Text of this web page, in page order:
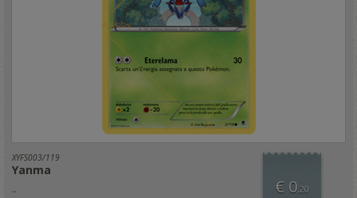
XYFS003/119
Yanma
.. € 0,20